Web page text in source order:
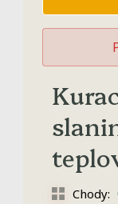
Chody: